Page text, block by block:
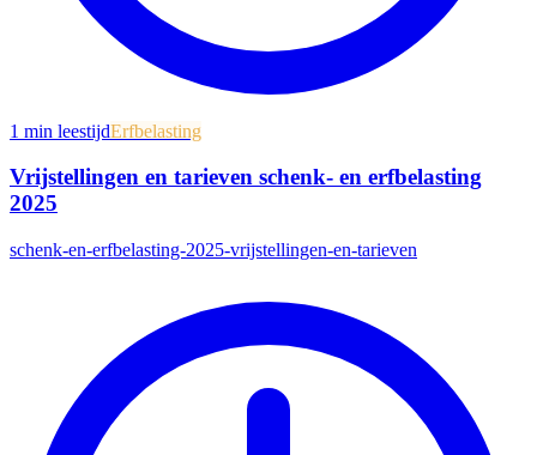
1 min leestijdErfbelasting
Vrijstellingen en tarieven schenk- en erfbelasting
2025
schenk-en-erfbelasting-2025-vrijstellingen-en-tarieven